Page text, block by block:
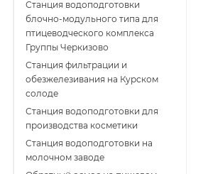
Станция водоподготовки
блочно-модульного типа для
птицеводческого комплекса
Группы Черкизово
Станция фильтрации и
обезжелезивания на Курском
солоде
Станция водоподготовки для
производства косметики
Станция водоподготовки на
молочном заводе